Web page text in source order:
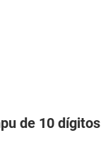
de 10 dígitos